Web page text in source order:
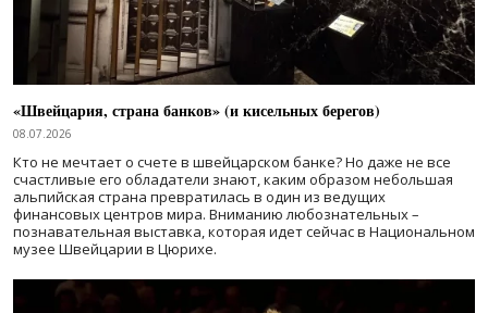
«Швейцария, страна банков» (и кисельных берегов)
08.07.2026
Кто не мечтает о счете в швейцарском банке? Но даже не все
счастливые его обладатели знают, каким образом небольшая
альпийская страна превратилась в один из ведущих
финансовых центров мира. Вниманию любознательных –
познавательная выставка, которая идет сейчас в Национальном
музее Швейцарии в Цюрихе.